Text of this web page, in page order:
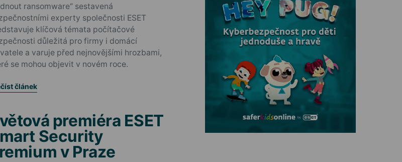
ransomware“ sestavená
experty společnosti ESET
klíčová témata počítačové
důležitá pro firmy i domácí
a varuje před nejnovějšími hrozbami,
se mohou objevit v novém roce.
článek
premiéra ESET
Security
v Praze